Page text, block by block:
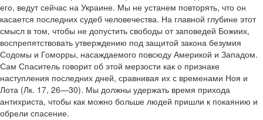
его, ведут сейчас на Украине. Мы не устанем повторять, что он
касается последних судеб человечества. На главной глубине этот
смысл в том, чтобы не допустить свободы от заповедей Божиих,
воспрепятствовать утверждению под защитой закона безумия
Содомы и Гоморры, насаждаемого повсюду Америкой и Западом.
Сам Спаситель говорит об этой мерзости как о признаке
наступления последних дней, сравнивая их с временами Ноя и
Лота (Лк. 17, 26—30). Мы должны удержать время прихода
антихриста, чтобы как можно больше людей пришли к покаянию и
обрели спасение.